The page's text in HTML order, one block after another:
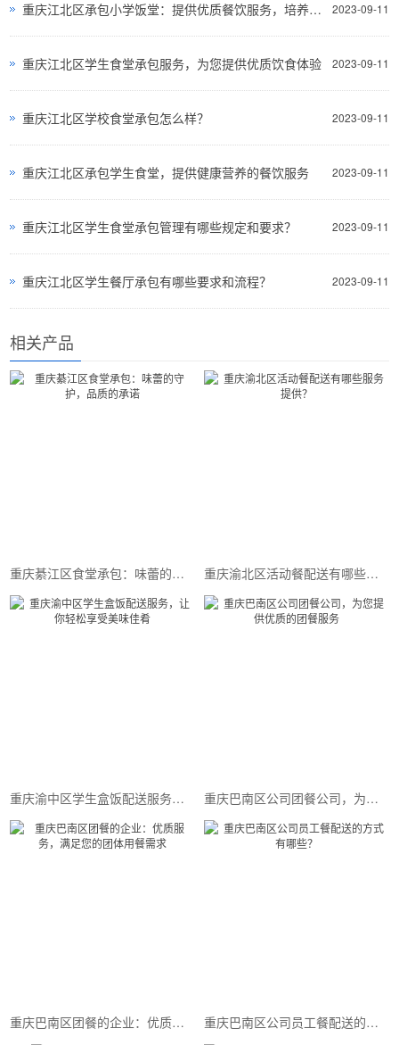
2023-09-11
重庆江北区承包小学饭堂：提供优质餐饮服务，培养健康学生
2023-09-11
重庆江北区学生食堂承包服务，为您提供优质饮食体验
2023-09-11
重庆江北区学校食堂承包怎么样？
2023-09-11
重庆江北区承包学生食堂，提供健康营养的餐饮服务
2023-09-11
重庆江北区学生食堂承包管理有哪些规定和要求？
2023-09-11
重庆江北区学生餐厅承包有哪些要求和流程？
相关产品
重庆綦江区食堂承包：味蕾的守护，品质的承诺 重庆渝北区活动餐配送有哪些服务提供？
重庆渝中区学生盒饭配送服务，让你轻松享受美味佳肴 重庆巴南区公司团餐公司，为您提供优质的团餐服务
重庆巴南区团餐的企业：优质服务，满足您的团体用餐需求 重庆巴南区公司员工餐配送的方式有哪些？